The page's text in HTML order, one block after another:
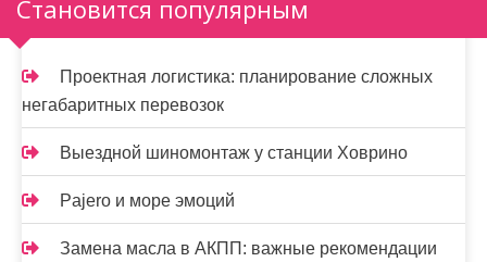
п
и
с
я
м
Становится популярным
Проектная логистика: планирование сложных
негабаритных перевозок
Выездной шиномонтаж у станции Ховрино
Pajero и море эмоций
Замена масла в АКПП: важные рекомендации